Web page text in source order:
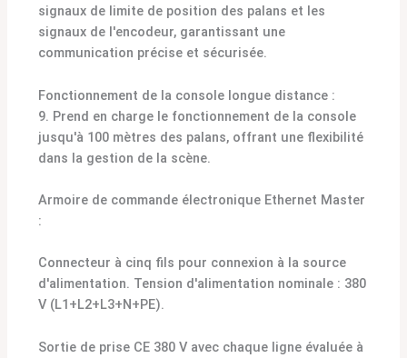
signaux de limite de position des palans et les
signaux de l'encodeur, garantissant une
communication précise et sécurisée.
Fonctionnement de la console longue distance :
9. Prend en charge le fonctionnement de la console
jusqu'à 100 mètres des palans, offrant une flexibilité
dans la gestion de la scène.
Armoire de commande électronique Ethernet Master
:
Connecteur à cinq fils pour connexion à la source
d'alimentation. Tension d'alimentation nominale : 380
V (L1+L2+L3+N+PE).
Sortie de prise CE 380 V avec chaque ligne évaluée à